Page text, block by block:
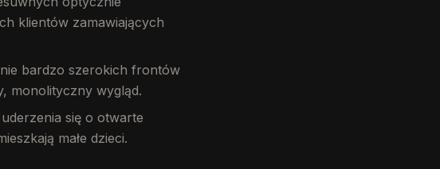
klientów zamawiających
bardzo szerokich frontów
monolityczny wygląd.
się o otwarte
małe dzieci.